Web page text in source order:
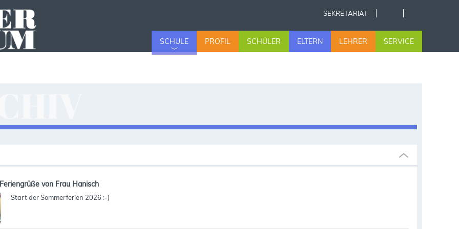
SEKRETARIAT
SCHULE PROFIL SCHÜLER ELTERN LEHRER SERVICE
Feriengrüße von Frau Hanisch
Start der Sommerferien 2026 :-)